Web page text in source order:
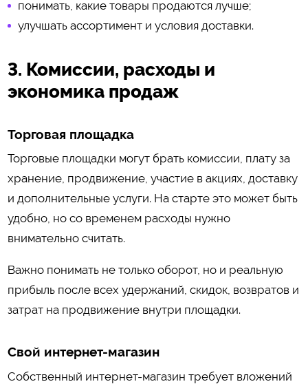
понимать, какие товары продаются лучше;
улучшать ассортимент и условия доставки.
3. Комиссии, расходы и
экономика продаж
Торговая площадка
Торговые площадки могут брать комиссии, плату за
хранение, продвижение, участие в акциях, доставку
и дополнительные услуги. На старте это может быть
удобно, но со временем расходы нужно
внимательно считать.
Важно понимать не только оборот, но и реальную
прибыль после всех удержаний, скидок, возвратов и
затрат на продвижение внутри площадки.
Свой интернет-магазин
Собственный интернет-магазин требует вложений